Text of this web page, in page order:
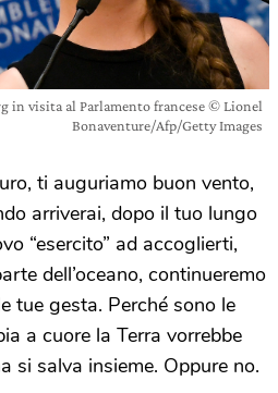
in visita al Parlamento francese © Lionel
Bonaventure/Afp/Getty Images
ti auguriamo buon vento,
arriverai, dopo il tuo lungo
“esercito” ad accoglierti,
dell’oceano, continueremo
tue gesta. Perché sono le
a cuore la Terra vorrebbe
si salva insieme. Oppure no.